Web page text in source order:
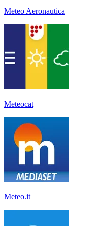
Meteo Aeronautica
Meteocat
Meteo.it